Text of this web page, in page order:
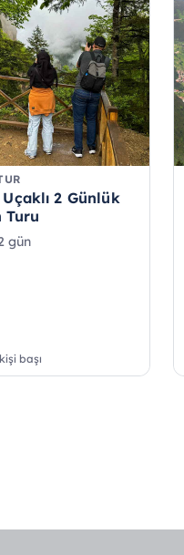
2 Günlük
Turu
gün
kişi başı